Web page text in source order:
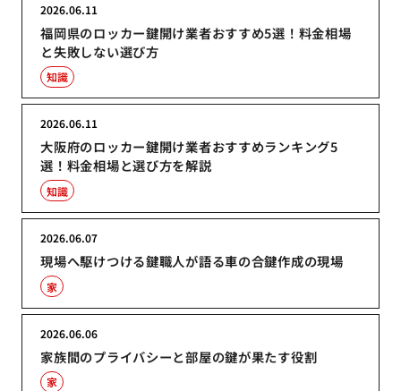
福岡県のロッカー鍵開け業者おすすめ5選！料金相場
と失敗しない選び方
2026.06.11
知識
大阪府のロッカー鍵開け業者おすすめランキング5
選！料金相場と選び方を解説
2026.06.11
知識
現場へ駆けつける鍵職人が語る車の合鍵作成の現場
2026.06.07
家
家族間のプライバシーと部屋の鍵が果たす役割
2026.06.06
家